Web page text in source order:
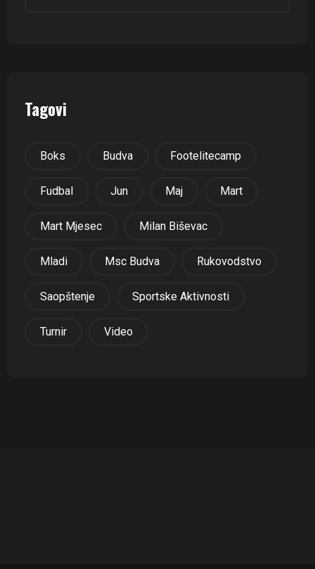
Tagovi
Boks Budva Footelitecamp
Fudbal Jun Maj Mart
Mart Mjesec Milan Biševac
Mladi Msc Budva Rukovodstvo
Saopštenje Sportske Aktivnosti
Turnir Video